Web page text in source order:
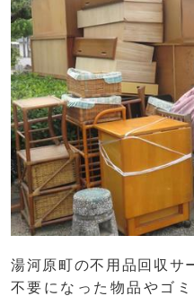
湯河原町の不用品回収サ
不要になった物品やゴ